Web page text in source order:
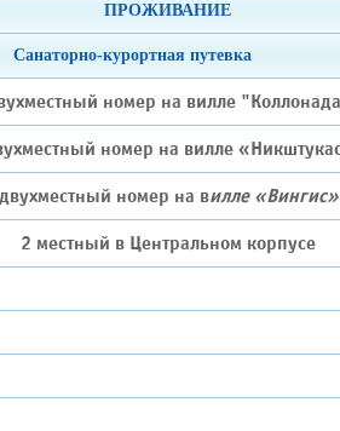
ПРОЖИВАНИЕ
курортная
номер на вилле
номер на вилле
двухместный номер на вилле «Вингис»
2 местный в Центральном корпусе